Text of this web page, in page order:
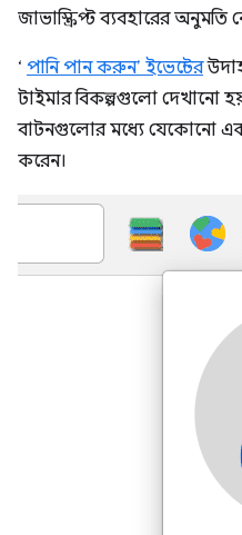
জাভাস্ক্রিপ্ট ব্যবহারের অনুমতি
‘ পানি পান করুন’ ইভেন্টের
টাইমার বিকল্পগুলো দেখানো
বাটনগুলোর মধ্যে যেকোনো
করেন।